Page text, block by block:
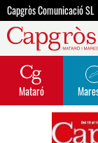
Capgròs Comunicació SL
Mataró